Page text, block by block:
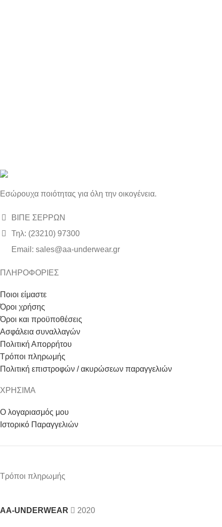
Εσώρουχα ποιότητας για όλη την οικογένεια.
ΒΙΠΕ ΣΕΡΡΩΝ
Τηλ: (23210) 97300
Email: sales@aa-underwear.gr
ΠΛΗΡΟΦΟΡΙΕΣ
Ποιοι είμαστε
Όροι χρήσης
Όροι και προϋποθέσεις
Ασφάλεια συναλλαγών
Πολιτική Απορρήτου
Τρόποι πληρωμής
Πολιτική επιστροφών / ακυρώσεων παραγγελιών
ΧΡΗΣΙΜΑ
Ο λογαριασμός μου
Ιστορικό Παραγγελιών
Τρόποι πληρωμής
AA-UNDERWEAR 2020